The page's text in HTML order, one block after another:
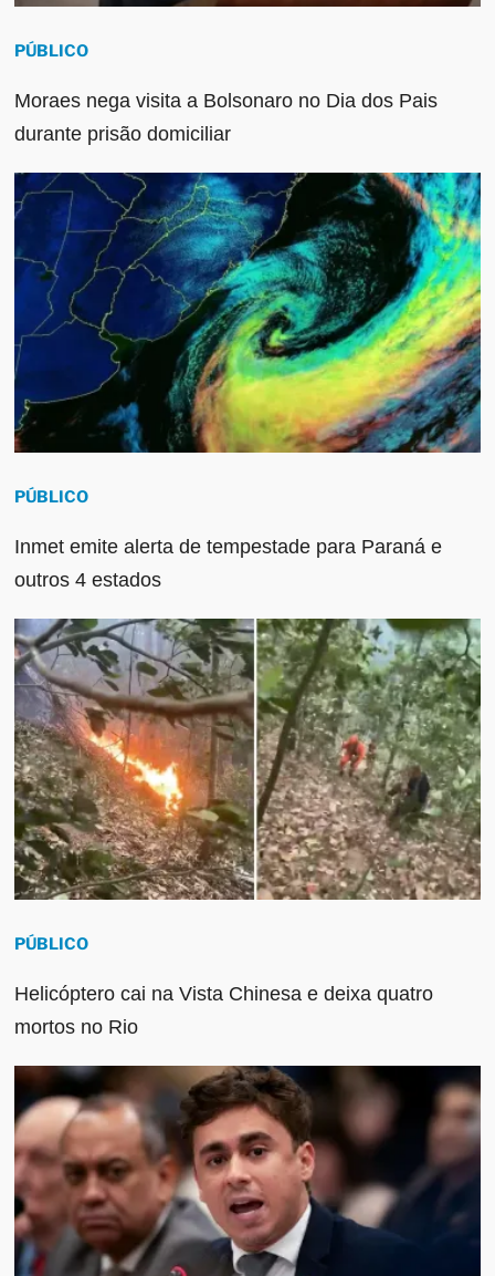
PÚBLICO
Moraes nega visita a Bolsonaro no Dia dos Pais
durante prisão domiciliar
PÚBLICO
Inmet emite alerta de tempestade para Paraná e
outros 4 estados
PÚBLICO
Helicóptero cai na Vista Chinesa e deixa quatro
mortos no Rio